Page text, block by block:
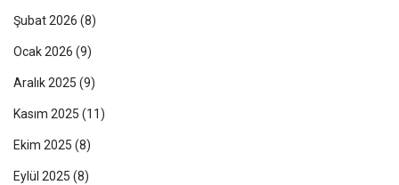
Şubat 2026 (8)
Ocak 2026 (9)
Aralık 2025 (9)
Kasım 2025 (11)
Ekim 2025 (8)
Eylül 2025 (8)